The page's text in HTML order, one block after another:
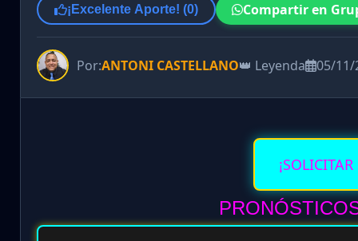
¡Excelente Aporte! (0) Compartir en
Por:ANTONI CASTELLANO👑 Leyenda 05/11/